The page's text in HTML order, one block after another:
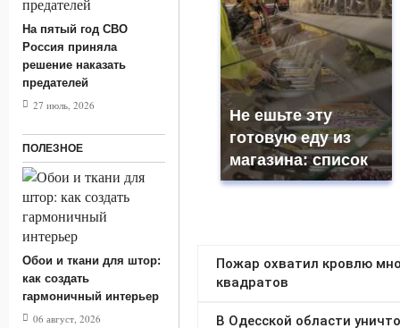
Не ешьте эту
готовую еду из
магазина: список
На пятый год СВО
Россия приняла
решение наказать
предателей
27 июль, 2026
ПОЛЕЗНОЕ
Обои и ткани для штор:
как создать
гармоничный интерьер
06 август, 2026